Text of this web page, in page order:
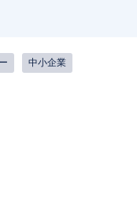
中小企業